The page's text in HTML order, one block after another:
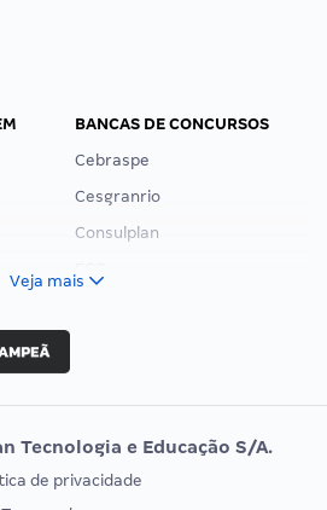
BANCAS DE CONCURSOS
Cebraspe
Cesgranrio
Consulplan
Vunesp
EXAME DE ORDEM
Veja mais
Tecnologia e Educação S/A.
de privacidade